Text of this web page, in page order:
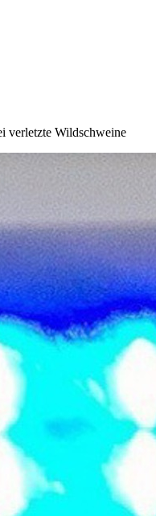
verletzte Wildschweine